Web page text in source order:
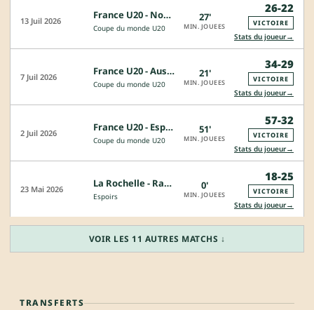
13 Juil 2026 France U20 - Nouvelle-Zelande U20
Coupe du monde U20
27'
MIN. JOUEES
26-22
VICTOIRE
Stats du joueur→
7 Juil 2026 France U20 - Australie U20
Coupe du monde U20
21'
MIN. JOUEES
34-29
VICTOIRE
Stats du joueur→
2 Juil 2026 France U20 - Espagne U20
Coupe du monde U20
51'
MIN. JOUEES
57-32
VICTOIRE
Stats du joueur→
23 Mai 2026 La Rochelle - Racing 92
Espoirs
0'
MIN. JOUEES
18-25
VICTOIRE
Stats du joueur→
VOIR LES 11 AUTRES MATCHS ↓
TRANSFERTS